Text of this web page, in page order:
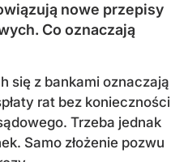
nowe przepisy
Co oznaczają
się z bankami oznaczają
rat bez konieczności
Trzeba jednak
Samo złożenie pozwu